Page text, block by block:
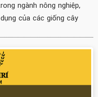
ngành nông nghiệp,
của các giống cây